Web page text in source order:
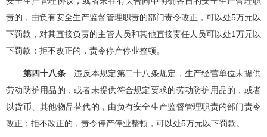
责的，由负有安全生产监督管理职责的部门责令改正，可以处5万元以
下罚款，对其直接负责的主管人员和其他直接责任人员可以处1万元以
下罚款；拒不改正的，责令停产停业整顿。
第四十八条违反本规定第二十八条规定，生产经营单位未提供
劳动防护用品的，或者未提供符合规定要求的劳动防护用品的，或者
以货币、其他物品替代的，由负有安全生产监督管理职责的部门责令
改正；拒不改正的，责令停产停业整顿，可以处5万元以下罚款。